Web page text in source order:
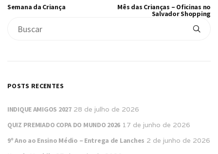
Semana da Criança Mês das Crianças – Oficinas no
Salvador Shopping
POSTS RECENTES
INDIQUE AMIGOS 2027 28 de julho de 2026
QUIZ PREMIADO COPA DO MUNDO 2026 17 de junho de 2026
9º Ano ao Ensino Médio – Entrega de Lanches 2 de junho de 2026